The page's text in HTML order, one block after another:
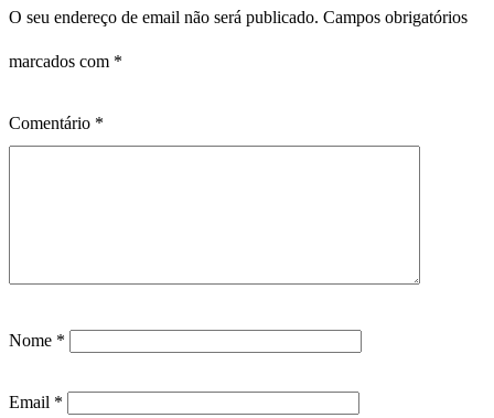
O seu endereço de email não será publicado. Campos obrigatórios
marcados com *
Comentário *
Nome *
Email *